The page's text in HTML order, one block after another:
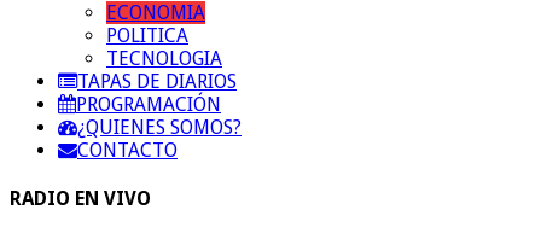
ECONOMIA
POLITICA
TECNOLOGIA
TAPAS DE DIARIOS
PROGRAMACIÓN
¿QUIENES SOMOS?
CONTACTO
RADIO EN VIVO